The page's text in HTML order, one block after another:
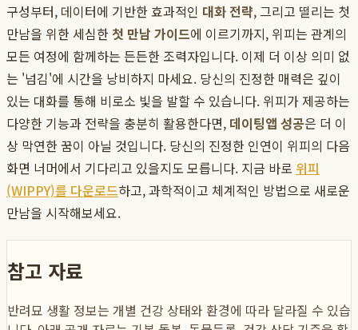
구성부터, 데이터에 기반한 효과적인 대화 전략, 그리고 떨리는 첫
만남을 위한 세심한첫 만남 가이드에 이르기까지, 위피는 관계의
모든 여정에 함께하는 든든한 조력자입니다. 이제 더 이상 의미 없
는 '넘김'에 시간을 낭비하지 마세요. 당신의 진정한 매력은 깊이
있는 대화를 통해 비로소 빛을 발할 수 있습니다. 위피가 제공하는
다양한 기능과 전략을 충분히 활용한다면, 데이팅앱 성공은 더 이
상 막연한 꿈이 아닐 것입니다. 당신의 진정한 인연이 위피의 다음
화면 너머에서 기다리고 있을지도 모릅니다. 지금 바로 위피
(WIPPY)를 다운로드하고, 과학적이고 체계적인 방법으로 새로운
만남을 시작해보세요.
참고 자료
반려묘 생활 정보는 개별 건강 상태와 환경에 따라 달라질 수 있습